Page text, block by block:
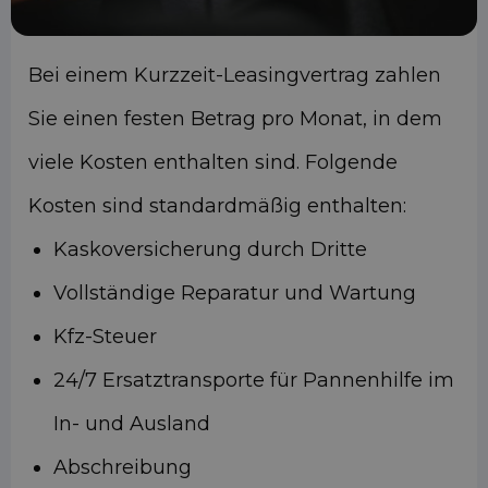
Bei einem Kurzzeit-Leasingvertrag zahlen
Sie einen festen Betrag pro Monat, in dem
viele Kosten enthalten sind. Folgende
Kosten sind standardmäßig enthalten:
Kaskoversicherung durch Dritte
Vollständige Reparatur und Wartung
Kfz-Steuer
24/7 Ersatztransporte für Pannenhilfe im
In- und Ausland
Abschreibung